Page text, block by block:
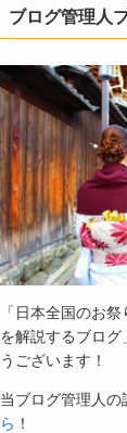
ブログ管理人
「日本全国のお
を解説するブログ」
うございます！
当ブログ管理人
ら ！